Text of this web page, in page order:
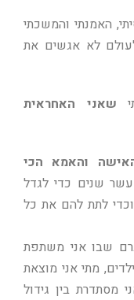
האמנתי והמשכתי
לא אגשים את
שאני האחראית
והאמא הכי
שנים כדי לגדל
לתת להם את כל
שבו אני משתפת
מתי אני מוצאת
מסתדרת בין גידול